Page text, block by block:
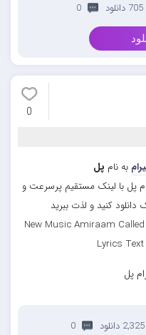
705 دانلود 0
0
به نام پل
پل با لینک مستقیم پرسرعت و
دانلود کنید و لذت ببرید
New Music Amiraam
Lyrics
2,325 دانلود 0